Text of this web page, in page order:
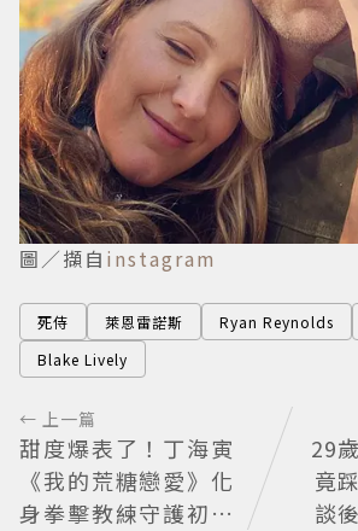
圖／擷自 instagram
死侍 萊恩雷諾斯 Ryan Reynolds
Blake Lively
← 上一篇
甜度爆表了！丁海寅
《我的荒糖戀愛》化
身拳擊教練守護初戀
29
竟
談